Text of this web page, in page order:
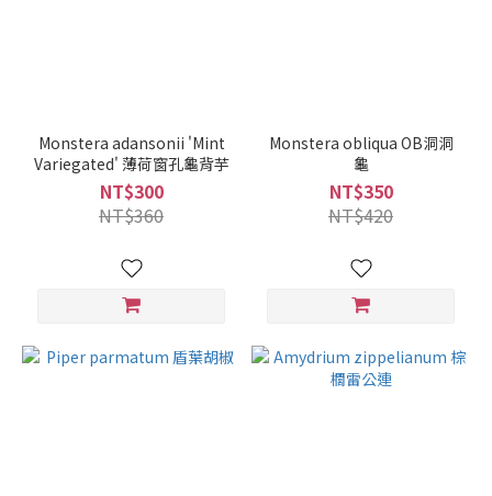
Monstera adansonii 'Mint
Variegated' 薄荷窗孔龜背芋
NT$300
NT$360
Monstera obliqua OB洞洞
龜
NT$350
NT$420